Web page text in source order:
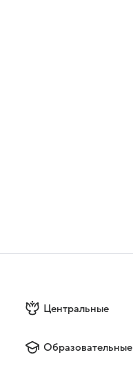
Центральные
Образовательные